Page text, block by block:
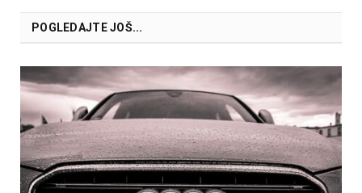
POGLEDAJTE JOŠ...